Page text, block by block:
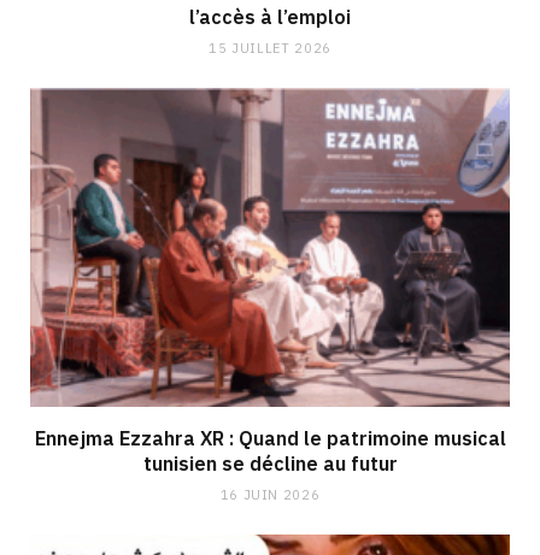
l’accès à l’emploi
15 JUILLET 2026
Ennejma Ezzahra XR : Quand le patrimoine musical
tunisien se décline au futur
16 JUIN 2026